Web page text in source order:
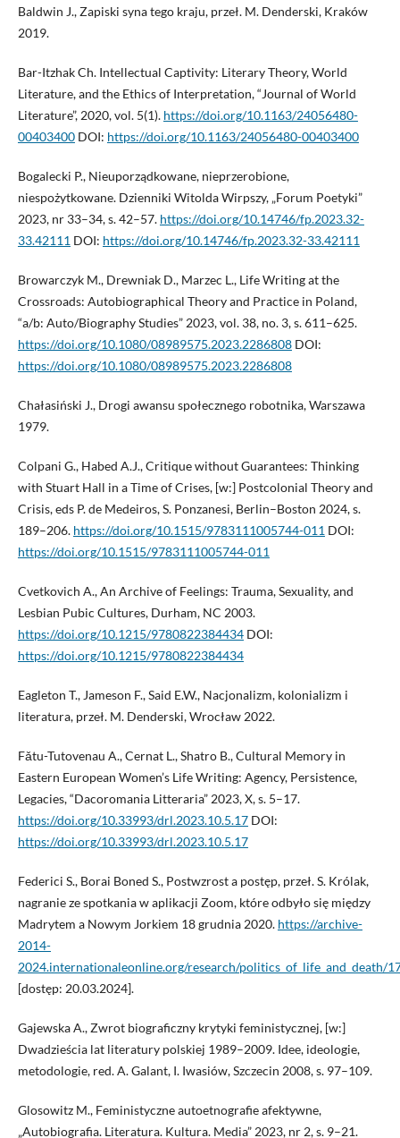
Baldwin J., Zapiski syna tego kraju, przeł. M. Denderski, Kraków
2019.
Bar-Itzhak Ch. Intellectual Captivity: Literary Theory, World
Literature, and the Ethics of Interpretation, “Journal of World
Literature”, 2020, vol. 5(1). https://doi.org/10.1163/24056480-
00403400DOI: https://doi.org/10.1163/24056480-00403400
Bogalecki P., Nieuporządkowane, nieprzerobione,
niespożytkowane. Dzienniki Witolda Wirpszy, „Forum Poetyki”
2023, nr 33–34, s. 42–57. https://doi.org/10.14746/fp.2023.32-
33.42111 DOI: https://doi.org/10.14746/fp.2023.32-33.42111
Browarczyk M., Drewniak D., Marzec L., Life Writing at the
Crossroads: Autobiographical Theory and Practice in Poland,
“a/b: Auto/Biography Studies” 2023, vol. 38, no. 3, s. 611–625.
https://doi.org/10.1080/08989575.2023.2286808DOI:
https://doi.org/10.1080/08989575.2023.2286808
Chałasiński J., Drogi awansu społecznego robotnika, Warszawa
1979.
Colpani G., Habed A.J., Critique without Guarantees: Thinking
with Stuart Hall in a Time of Crises, [w:] Postcolonial Theory and
Crisis, eds P. de Medeiros, S. Ponzanesi, Berlin–Boston 2024, s.
189–206. https://doi.org/10.1515/9783111005744-011 DOI:
https://doi.org/10.1515/9783111005744-011
Cvetkovich A., An Archive of Feelings: Trauma, Sexuality, and
Lesbian Pubic Cultures, Durham, NC 2003.
https://doi.org/10.1215/9780822384434DOI:
https://doi.org/10.1215/9780822384434
Eagleton T., Jameson F., Said E.W., Nacjonalizm, kolonializm i
literatura, przeł. M. Denderski, Wrocław 2022.
Fǎtu-Tutovenau A., Cernat L., Shatro B., Cultural Memory in
Eastern European Women’s Life Writing: Agency, Persistence,
Legacies, “Dacoromania Litteraria” 2023, X, s. 5–17.
https://doi.org/10.33993/drl.2023.10.5.17DOI:
https://doi.org/10.33993/drl.2023.10.5.17
Federici S., Borai Boned S., Postwzrost a postęp, przeł. S. Królak,
nagranie ze spotkania w aplikacji Zoom, które odbyło się między
Madrytem a Nowym Jorkiem 18 grudnia 2020. https://archive-
2014-
2024.internationaleonline.org/research/politics_of_life_and_death/
[dostęp: 20.03.2024].
Gajewska A., Zwrot biograficzny krytyki feministycznej, [w:]
Dwadzieścia lat literatury polskiej 1989–2009. Idee, ideologie,
metodologie, red. A. Galant, I. Iwasiów, Szczecin 2008, s. 97–109.
Glosowitz M., Feministyczne autoetnografie afektywne,
„Autobiografia. Literatura. Kultura. Media” 2023, nr 2, s. 9–21.